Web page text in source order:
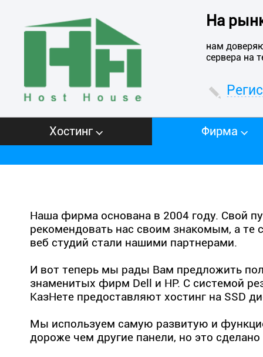
На
нам
сервера на
Хостинг Фирма
Наша фирма основана в 2004 году. Свой
рекомендовать нас своим знакомым, а
веб студий стали нашими партнерами.
И вот теперь мы рады Вам предложить
знаменитых фирм Dell и HP. С системой
КазНете предоставляют хостинг на SSD
Мы используем самую развитую и
дороже чем другие панели, но это